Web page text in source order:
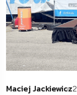
Maciej Jackiewicz